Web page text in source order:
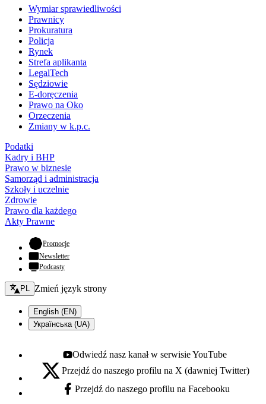
Wymiar sprawiedliwości
Prawnicy
Prokuratura
Policja
Rynek
Strefa aplikanta
LegalTech
Sędziowie
E-doręczenia
Prawo na Oko
Orzeczenia
Zmiany w k.p.c.
Podatki
Kadry i BHP
Prawo w biznesie
Samorząd i administracja
Szkoły i uczelnie
Zdrowie
Prawo dla każdego
Akty Prawne
Promocje- otwiera się w nowej karcie
Newsletter
Podcasty
Zmień język - bieżący:
PL Zmień język strony
English (EN)
Українська (UA)
Youtube - otwiera się w nowej karcie
Odwiedź nasz kanał w serwisie YouTube
X - otwiera się w nowej karcie
Przejdź do naszego profilu na X (dawniej Twitter)
Facebook - otwiera się w nowej karcie
Przejdź do naszego profilu na Facebooku